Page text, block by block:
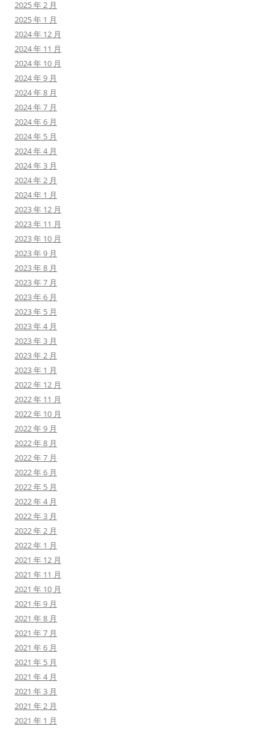
2025 年 2 月
2025 年 1 月
2024 年 12 月
2024 年 11 月
2024 年 10 月
2024 年 9 月
2024 年 8 月
2024 年 7 月
2024 年 6 月
2024 年 5 月
2024 年 4 月
2024 年 3 月
2024 年 2 月
2024 年 1 月
2023 年 12 月
2023 年 11 月
2023 年 10 月
2023 年 9 月
2023 年 8 月
2023 年 7 月
2023 年 6 月
2023 年 5 月
2023 年 4 月
2023 年 3 月
2023 年 2 月
2023 年 1 月
2022 年 12 月
2022 年 11 月
2022 年 10 月
2022 年 9 月
2022 年 8 月
2022 年 7 月
2022 年 6 月
2022 年 5 月
2022 年 4 月
2022 年 3 月
2022 年 2 月
2022 年 1 月
2021 年 12 月
2021 年 11 月
2021 年 10 月
2021 年 9 月
2021 年 8 月
2021 年 7 月
2021 年 6 月
2021 年 5 月
2021 年 4 月
2021 年 3 月
2021 年 2 月
2021 年 1 月